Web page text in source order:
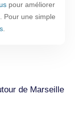
pour améliorer
Pour une simple
de Marseille